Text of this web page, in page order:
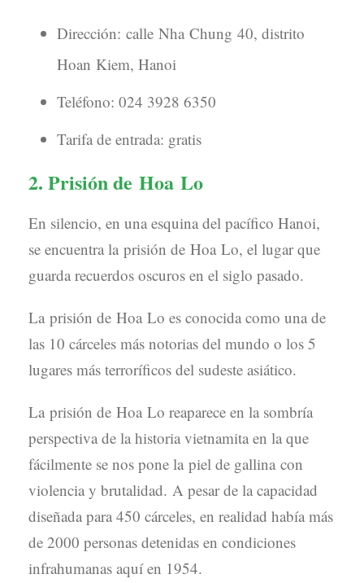
Dirección: calle Nha Chung 40, distrito
Hoan Kiem, Hanoi
Teléfono: 024 3928 6350
Tarifa de entrada: gratis
2. Prisión de Hoa Lo
En silencio, en una esquina del pacífico Hanoi,
se encuentra la prisión de Hoa Lo, el lugar que
guarda recuerdos oscuros en el siglo pasado.
La prisión de Hoa Lo es conocida como una de
las 10 cárceles más notorias del mundo o los 5
lugares más terroríficos del sudeste asiático.
La prisión de Hoa Lo reaparece en la sombría
perspectiva de la historia vietnamita en la que
fácilmente se nos pone la piel de gallina con
violencia y brutalidad. A pesar de la capacidad
diseñada para 450 cárceles, en realidad había más
de 2000 personas detenidas en condiciones
infrahumanas aquí en 1954.